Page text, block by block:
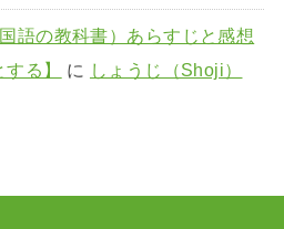
語の教科書）あらすじと感想
る】
に しょうじ（Shoji）